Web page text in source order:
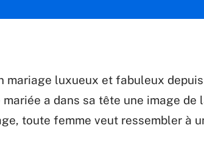
mariage luxueux et fabuleux
a dans sa tête une image de
toute femme veut ressembler à